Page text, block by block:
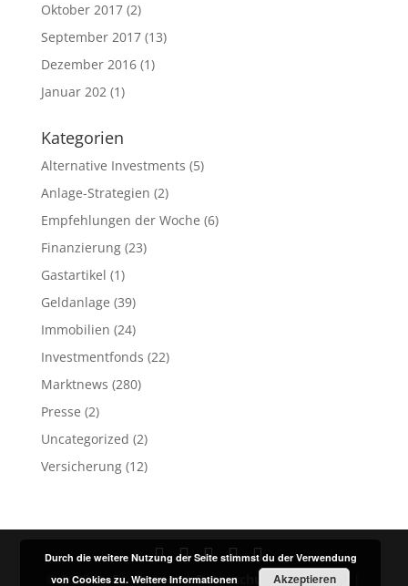
Oktober 2017(2)
September 2017(13)
Dezember 2016(1)
Januar 202(1)
Kategorien
Alternative Investments (5)
Anlage-Strategien (2)
Empfehlungen der Woche (6)
Finanzierung(23)
Gastartikel (1)
Geldanlage (39)
Immobilien (24)
Investmentfonds (22)
Marktnews (280)
Presse (2)
Uncategorized (2)
Versicherung(12)
© 2023 by Fit4Finance |Datenschutz Impressum
Durch die weitere Nutzung der Seite stimmst du der Verwendung
von Cookies zu.Weitere Informationen Akzeptieren